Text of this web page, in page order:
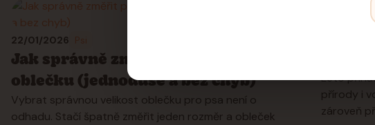
22 01 2026 Psi
Jak správně změřit psa pro výběr
oblečku (jednoduše a bez chyb)
Vybrat správnou velikost oblečku pro psa není o
odhadu. Stačí špatně změřit jeden rozměr a obleček
Léto
přírody i
zároveň